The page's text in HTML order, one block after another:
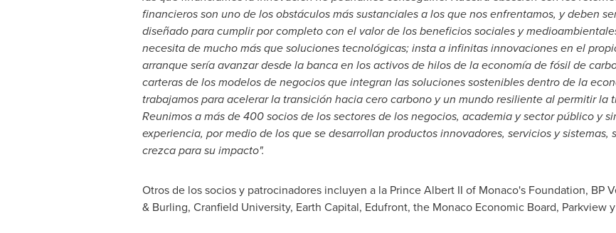
financieros son uno de los obstáculos más sustanciales a los que nos enfrentamos, y deben
diseñado para cumplir por completo con el valor de los beneficios sociales y
necesita de mucho más que soluciones tecnológicas; insta a infinitas innovaciones en el
arranque sería avanzar desde la banca en los activos de hilos de la economía de fósil de
carteras de los modelos de negocios que integran las soluciones sostenibles dentro de la
trabajamos para acelerar la transición hacia cero carbono y un mundo resiliente al permitir la
Reunimos a más de 400 socios de los sectores de los negocios, academia y sector público y
experiencia, por medio de los que se desarrollan productos innovadores, servicios y
crezca para su impacto".
Otros de los socios y patrocinadores incluyen a la Prince Albert II of Monaco's Foundation, BP
& Burling, Cranfield University, Earth Capital, Edufront, the Monaco Economic Board, Parkview